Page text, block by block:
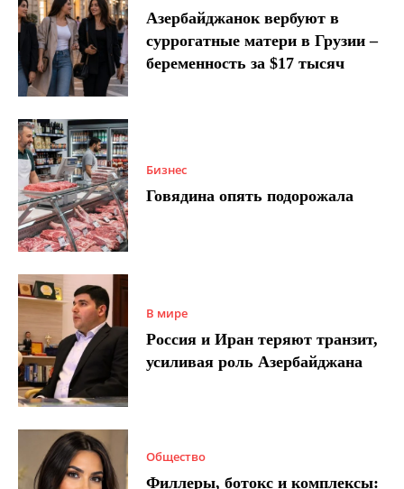
Азербайджанок вербуют в
суррогатные матери в Грузии –
беременность за $17 тысяч
Бизнес
Говядина опять подорожала
В мире
Россия и Иран теряют транзит,
усиливая роль Азербайджана
Общество
Филлеры, ботокс и комплексы: